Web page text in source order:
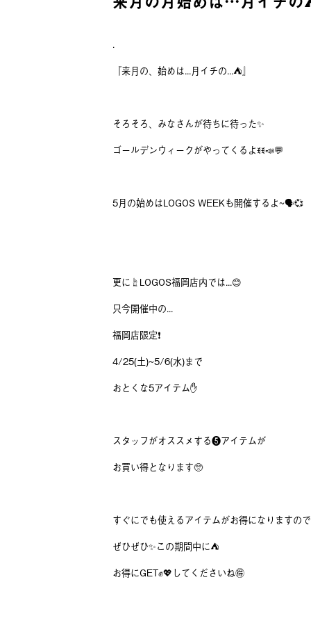
.
『来月の、始めは...月イチの...⛺️』
そろそろ、みなさんが待ちに待った✨️
ゴールデンウィークがやってくるよꉂꉂ📣💬
5月の始めはLOGOS WEEKも開催するよ~🗣💞
更に☝️LOGOS福岡店内では...😊
只今開催中の...
福岡店限定❗️
4/25(土)~5/6(水)まで
おとくな5アイテム✋
スタッフがオススメする❺アイテムが
お買い得となります🥺
すぐにでも使えるアイテムがお得になりますの
ぜひぜひ✨この期間中に⛺️
お得にGET✊💖してくださいね🉐